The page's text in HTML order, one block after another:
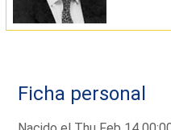
Ficha personal